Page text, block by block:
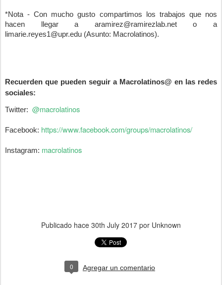
*Nota - Con mucho gusto compartimos los trabajos que nos
hacen llegar a aramirez@ramirezlab.net o a
limarie.reyes1@upr.edu (Asunto: Macrolatinos).
Recuerden que pueden seguir a Macrolatinos@ en las redes
sociales:
Twitter: @macrolatinos
Facebook: https://www.facebook.com/groups/macrolatinos/
Instagram: macrolatinos
Publicado hace 30th July 2017 por Unknown
0 Agregar un comentario